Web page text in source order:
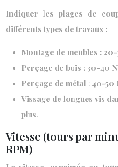
Indiquer les plages de
différents types de travaux :
Montage de meubles :
Perçage de bois : 30-40
Perçage de métal : 40-50
Vissage de longues vis
plus.
Vitesse (tours par
RPM)